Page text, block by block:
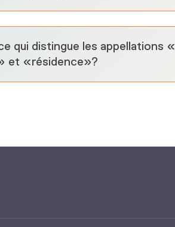
qui distingue les
et «résidence»?